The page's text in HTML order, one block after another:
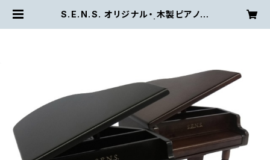
S.E.N.S. オリジナル・ 木製ピアノ型